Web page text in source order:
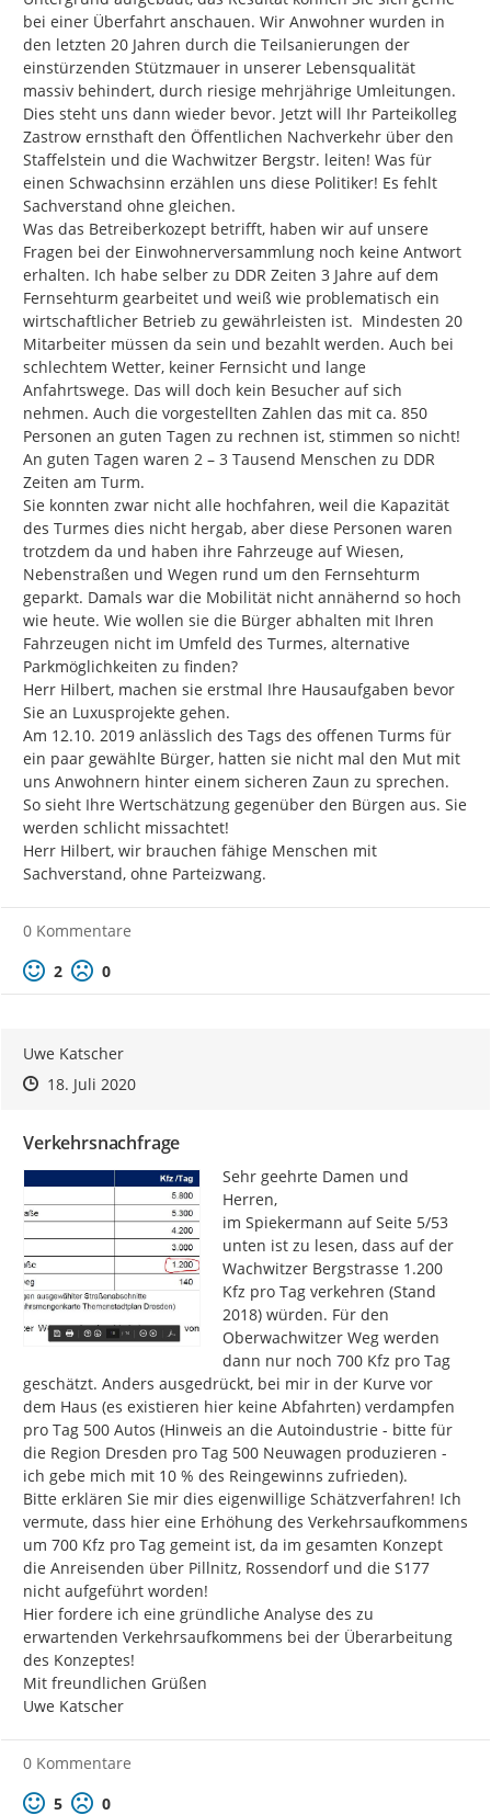
bei einer Überfahrt anschauen. Wir Anwohner wurden in
den letzten 20 Jahren durch die Teilsanierungen der
einstürzenden Stützmauer in unserer Lebensqualität
massiv behindert, durch riesige mehrjährige Umleitungen.
Dies steht uns dann wieder bevor. Jetzt will Ihr Parteikolleg
Zastrow ernsthaft den Öffentlichen Nachverkehr über den
Staffelstein und die Wachwitzer Bergstr. leiten! Was für
einen Schwachsinn erzählen uns diese Politiker! Es fehlt
Sachverstand ohne gleichen.
Was das Betreiberkozept betrifft, haben wir auf unsere
Fragen bei der Einwohnerversammlung noch keine Antwort
erhalten. Ich habe selber zu DDR Zeiten 3 Jahre auf dem
Fernsehturm gearbeitet und weiß wie problematisch ein
wirtschaftlicher Betrieb zu gewährleisten ist.  Mindesten 20
Mitarbeiter müssen da sein und bezahlt werden. Auch bei
schlechtem Wetter, keiner Fernsicht und lange
Anfahrtswege. Das will doch kein Besucher auf sich
nehmen. Auch die vorgestellten Zahlen das mit ca. 850
Personen an guten Tagen zu rechnen ist, stimmen so nicht!
An guten Tagen waren 2 – 3 Tausend Menschen zu DDR
Zeiten am Turm.
Sie konnten zwar nicht alle hochfahren, weil die Kapazität
des Turmes dies nicht hergab, aber diese Personen waren
trotzdem da und haben ihre Fahrzeuge auf Wiesen,
Nebenstraßen und Wegen rund um den Fernsehturm
geparkt. Damals war die Mobilität nicht annähernd so hoch
wie heute. Wie wollen sie die Bürger abhalten mit Ihren
Fahrzeugen nicht im Umfeld des Turmes, alternative
Parkmöglichkeiten zu finden?
Herr Hilbert, machen sie erstmal Ihre Hausaufgaben bevor
Sie an Luxusprojekte gehen.
Am 12.10. 2019 anlässlich des Tags des offenen Turms für
ein paar gewählte Bürger, hatten sie nicht mal den Mut mit
uns Anwohnern hinter einem sicheren Zaun zu sprechen.
So sieht Ihre Wertschätzung gegenüber den Bürgen aus. Sie
werden schlicht missachtet!
Herr Hilbert, wir brauchen fähige Menschen mit
Sachverstand, ohne Parteizwang.
0 Kommentare
Positive Bewertung
2 Negative Bewertung
0
Uwe Katscher
Zeitpunkt des Erstellens
Zeitpunkt des Erstellens
18. Juli 2020Zur Äußerung
Verkehrsnachfrage
Sehr geehrte Damen und
Herren,
im Spiekermann auf Seite 5/53
unten ist zu lesen, dass auf der
Wachwitzer Bergstrasse 1.200
Kfz pro Tag verkehren (Stand
2018) würden. Für den
Oberwachwitzer Weg werden
dann nur noch 700 Kfz pro Tag
geschätzt. Anders ausgedrückt, bei mir in der Kurve vor
dem Haus (es existieren hier keine Abfahrten) verdampfen
pro Tag 500 Autos (Hinweis an die Autoindustrie - bitte für
die Region Dresden pro Tag 500 Neuwagen produzieren -
ich gebe mich mit 10 % des Reingewinns zufrieden).
Bitte erklären Sie mir dies eigenwillige Schätzverfahren! Ich
vermute, dass hier eine Erhöhung des Verkehrsaufkommens
um 700 Kfz pro Tag gemeint ist, da im gesamten Konzept
die Anreisenden über Pillnitz, Rossendorf und die S177
nicht aufgeführt worden!
Hier fordere ich eine gründliche Analyse des zu
erwartenden Verkehrsaufkommens bei der Überarbeitung
des Konzeptes!
Mit freundlichen Grüßen
Uwe Katscher
0 Kommentare
Positive Bewertung
5 Negative Bewertung
0